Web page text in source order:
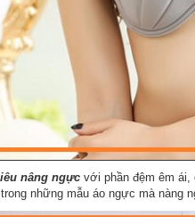
nâng ngực với phần đệm êm
những mẫu áo ngực mà nàng